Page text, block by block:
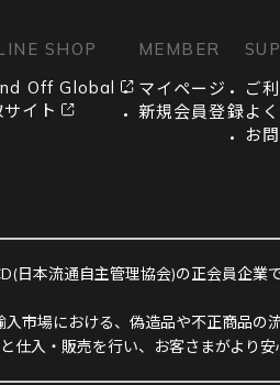
SHOP
Off Global
イト
MEMBER
マイページ
新規会員登録
ご
よ
お
日本流通自主管理協会)の正会員企業
市場における、偽造品や不正商品の
仕入・販売を行い、お客さまがより安